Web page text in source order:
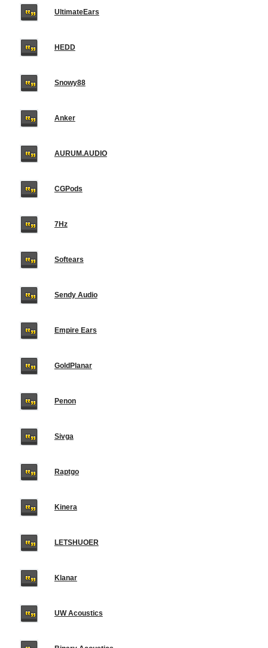
UltimateEars
HEDD
Snowy88
Anker
AURUM.AUDIO
CGPods
7Hz
Softears
Sendy Audio
Empire Ears
GoldPlanar
Penon
Sivga
Raptgo
Kinera
LETSHUOER
Klanar
UW Acoustics